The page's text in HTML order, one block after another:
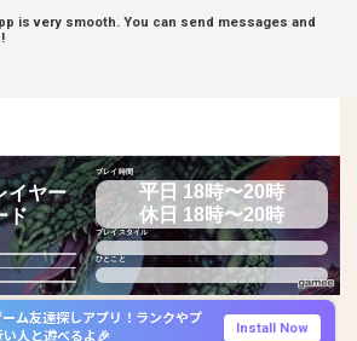
is very smooth. You can send messages and
イヤー
ド
プレイ時間
平日 18時〜20時
休日 18時〜20時
プレイスタイル
ひとこと
ム友達探しアプリ！ランクやプ
い人と遊べるよ🎉
Install Now